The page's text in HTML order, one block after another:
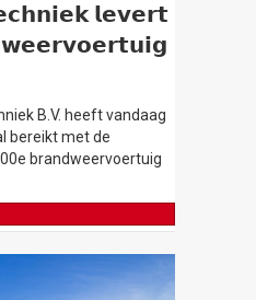
𝗹𝗲𝘃𝗲𝗿𝘁
B.V. heeft vandaag
bereikt met de
brandweervoertuig